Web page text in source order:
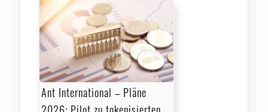
Ant International – Pläne